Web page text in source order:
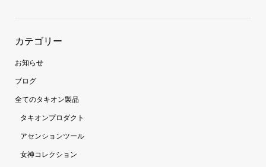
カテゴリー
お知らせ
ブログ
全てのタキオン製品
タキオンプロダクト
アセンションツール
女神コレクション